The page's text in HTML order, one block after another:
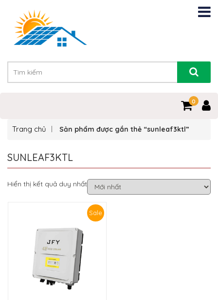
0
Trang chủ Sản phẩm được gắn thẻ “sunleaf3ktl”
SUNLEAF3KTL
Hiển thị kết quả duy nhất
Sale